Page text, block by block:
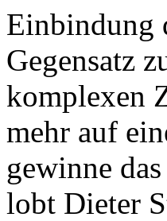
Einbindung
Gegensatz
komplexen
mehr auf
gewinne
lobt Dieter